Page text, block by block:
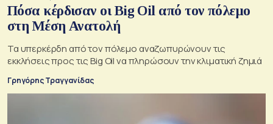
Πόσα κέρδισαν οι Big Oil από τον πόλεμο
στη Μέση Ανατολή
Τα υπερκέρδη από τον πόλεμο αναζωπυρώνουν τις
εκκλήσεις προς τις Big Oil να πληρώσουν την κλιματική ζημιά
Γρηγόρης Τραγγανίδας